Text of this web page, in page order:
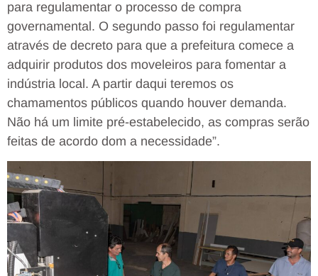
para regulamentar o processo de compra
governamental. O segundo passo foi regulamentar
através de decreto para que a prefeitura comece a
adquirir produtos dos moveleiros para fomentar a
indústria local. A partir daqui teremos os
chamamentos públicos quando houver demanda.
Não há um limite pré-estabelecido, as compras serão
feitas de acordo dom a necessidade”.